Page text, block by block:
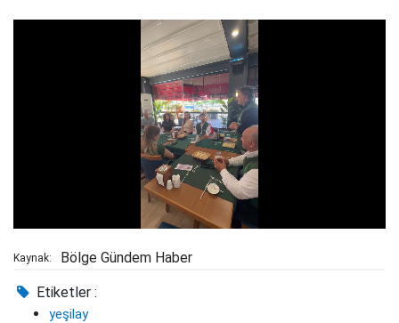
Kaynak: Bölge Gündem Haber
Etiketler :
yeşilay